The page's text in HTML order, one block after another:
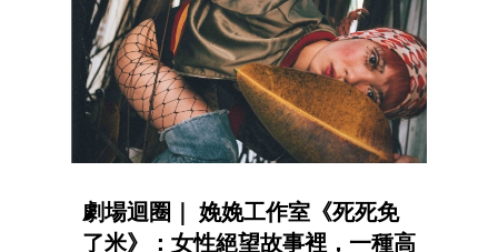
劇場迴圈｜ 娩娩工作室《死死免
了米》：女性絕望故事裡，一種高